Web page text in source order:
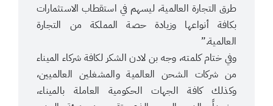
طرق التجارة العالمية، ليسهم في استقطاب الاستثمارات
بكافة أنواعها وزيادة حصة المملكة من التجارة
العالمية.”
وفي ختام كلمته، وجه بن لادن الشكر لكافة شركاء الميناء
من شركات الشحن العالمية والمشغلين العالميين،
وكذلك كافة الجهات الحكومية العاملة بالميناء،